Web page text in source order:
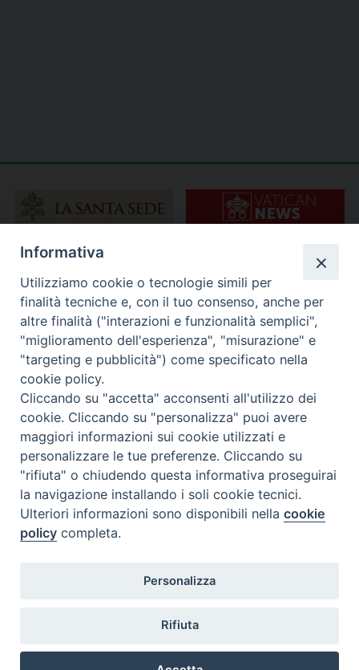
Ufficio Amministrativo, Ufficio Economato)
Informativa
Utilizziamo cookie o tecnologie simili per
finalità tecniche e, con il tuo consenso, anche per
altre finalità ("interazioni e funzionalità semplici",
"miglioramento dell'esperienza", "misurazione" e
"targeting e pubblicità") come specificato nella
cookie policy.
Cliccando su "accetta" acconsenti all'utilizzo dei
cookie. Cliccando su "personalizza" puoi avere
maggiori informazioni sui cookie utilizzati e
personalizzare le tue preferenze. Cliccando su
"rifiuta" o chiudendo questa informativa proseguirai
la navigazione installando i soli cookie tecnici.
Ulteriori informazioni sono disponibili nellacookie
policy completa.
Personalizza
Rifiuta